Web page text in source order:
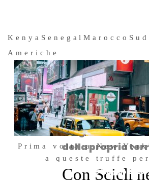
Kenya SenegalMarocco
Americhe
Prima volta a New
a queste truffe
25 Maggio 2026
Facebook
Twitter
WhatsApp
Di Scicli ci
molto contenti
blog
della propria
Con Scicli